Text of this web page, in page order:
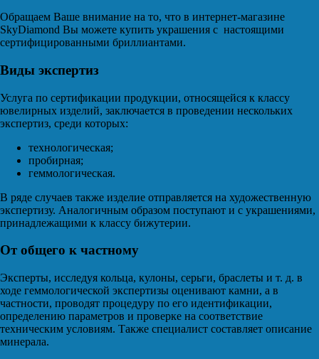
Обращаем Ваше внимание на то, что в интернет-магазине
SkyDiamond Вы можете купить украшения с настоящими
сертифицированными бриллиантами.
Виды экспертиз
Услуга по сертификации продукции, относящейся к классу
ювелирных изделий, заключается в проведении нескольких
экспертиз, среди которых:
технологическая;
пробирная;
геммологическая.
В ряде случаев также изделие отправляется на художественную
экспертизу. Аналогичным образом поступают и с украшениями,
принадлежащими к классу бижутерии.
От общего к частному
Эксперты, исследуя кольца, кулоны, серьги, браслеты и т. д. в
ходе геммологической экспертизы оценивают камни, а в
частности, проводят процедуру по его идентификации,
определению параметров и проверке на соответствие
техническим условиям. Также специалист составляет описание
минерала.